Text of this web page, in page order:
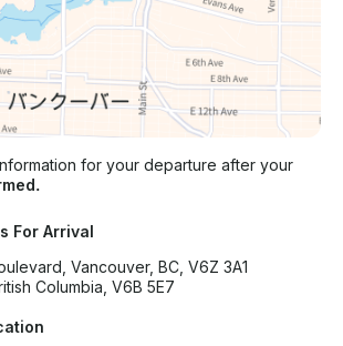
for your departure after your
For Arrival
Vancouver, BC, V6Z 3A1
Columbia, V6B 5E7